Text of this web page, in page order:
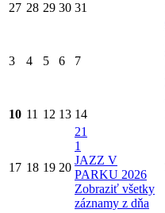
27 28 29 30 31
3 4 5 6 7
10 11 12 13 14
17 18 19 20
21
1
JAZZ V
PARKU 2026
Zobraziť všetky
záznamy z dňa